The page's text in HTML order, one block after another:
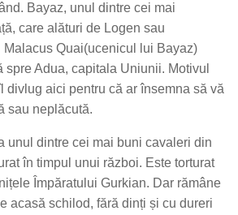
Bayaz, unul dintre cei mai
care alături de Logen sau
Quai(ucenicul lui Bayaz)
spre Adua, capitala Uniunii. Motivul
divlug aici pentru că ar însemna să vă
sau neplăcută.
unul dintre cei mai buni cavaleri din
în timpul unui război. Este torturat
Împăratului Gurkian. Dar rămâne
acasă schilod, fără dinți și cu dureri